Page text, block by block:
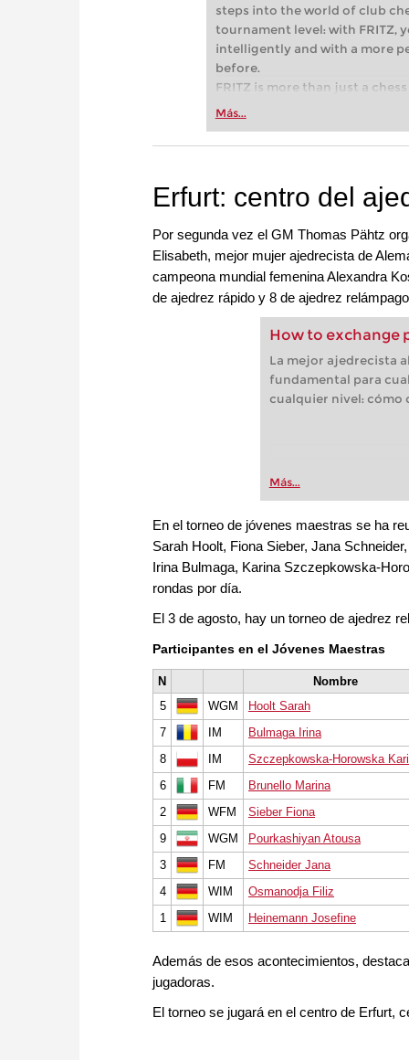
steps into the world of club
tournament level: with FRITZ,
intelligently and with a more
before.
FRITZ is more than just a
Whether you’re taking your
more efficiently, intelligently
Más...
Erfurt: centro del
Por segunda vez el GM Thomas Pähtz
Elisabeth, mejor mujer ajedrecista de
campeona mundial femenina Alexandra
de ajedrez rápido y 8 de ajedrez
How to exchange
La mejor ajedrecista
fundamental para
cualquier nivel: cómo
Más...
En el torneo de jóvenes maestras se ha
Sarah Hoolt, Fiona Sieber, Jana
Irina Bulmaga, Karina Szczepkowska-
rondas por día.
El 3 de agosto, hay un torneo de ajedrez
Participantes en el Jóvenes Maestras
N
Nombre
5
WGM
Hoolt Sarah
7
IM
Bulmaga Irina
8
IM
Szczepkowska-Horowska
6
FM
Brunello Marina
2
WFM
Sieber Fiona
9
WGM
Pourkashiyan Atousa
3
FM
Schneider Jana
4
WIM
Osmanodja Filiz
1
WIM Heinemann Josefine
Además de esos acontecimientos,
jugadoras.
El torneo se jugará en el centro de Erfurt,